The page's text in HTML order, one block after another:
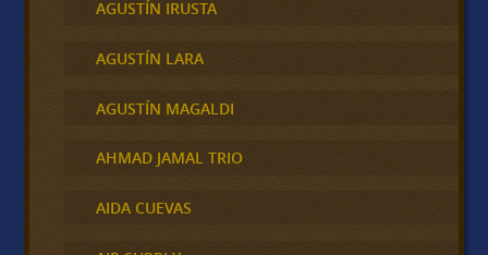
AGUSTÍN IRUSTA
AGUSTÍN LARA
AGUSTÍN MAGALDI
AHMAD JAMAL TRIO
AIDA CUEVAS